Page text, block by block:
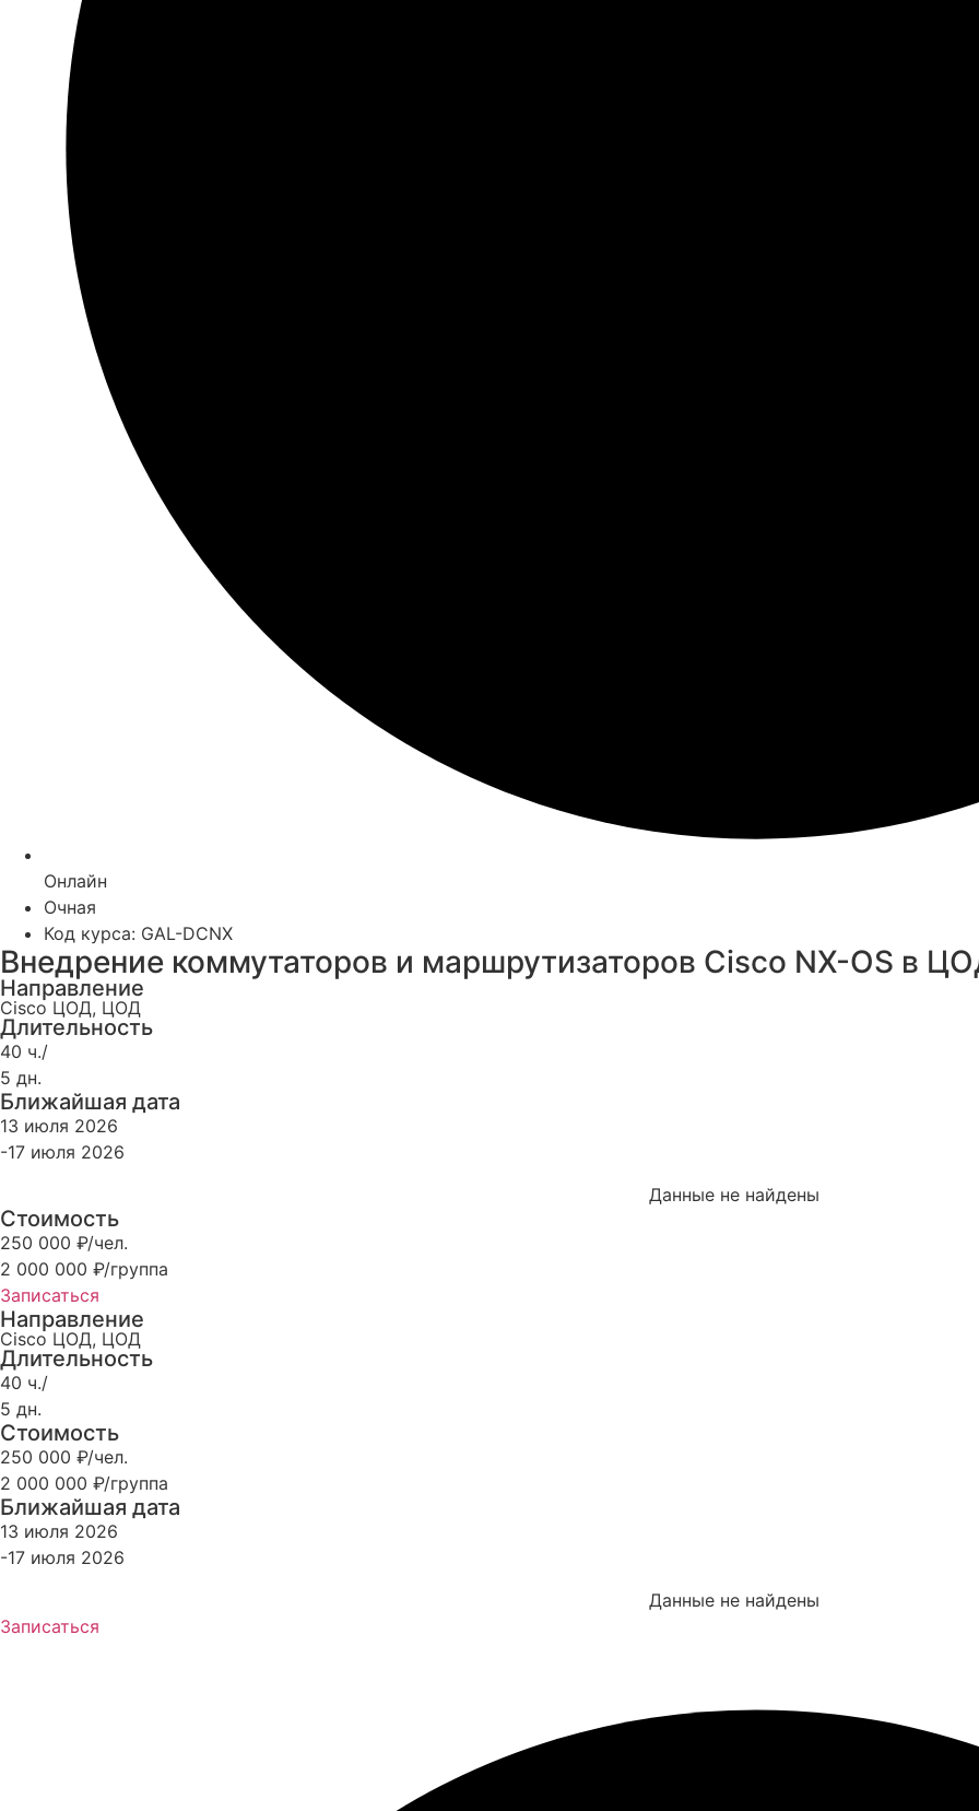
Онлайн
Очная
Код курса: GAL-DCNX
Внедрение коммутаторов и маршрутизаторов Cisco NX-OS в
Направление
Cisco ЦОД, ЦОД
Длительность
40 ч./
5 дн.
Ближайшая дата
13 июля 2026
-17 июля 2026
Данные не найдены
Стоимость
250 000 ₽/чел.
2 000 000 ₽/группа
Записаться
Направление
Cisco ЦОД, ЦОД
Длительность
40 ч./
5 дн.
Стоимость
250 000 ₽/чел.
2 000 000 ₽/группа
Ближайшая дата
13 июля 2026
-17 июля 2026
Данные не найдены
Записаться